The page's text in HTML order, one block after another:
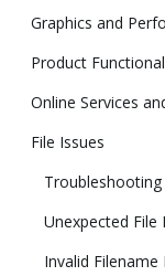
Graphics and
Product
Online Services
File Issues
Unexpected
Invalid Filename